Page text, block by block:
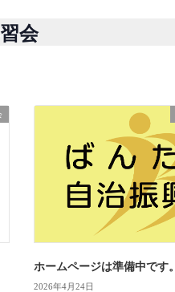
会
ホームページは準備中です。
2026年4月24日